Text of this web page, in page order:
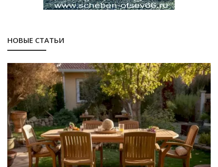
НОВЫЕ СТАТЬИ